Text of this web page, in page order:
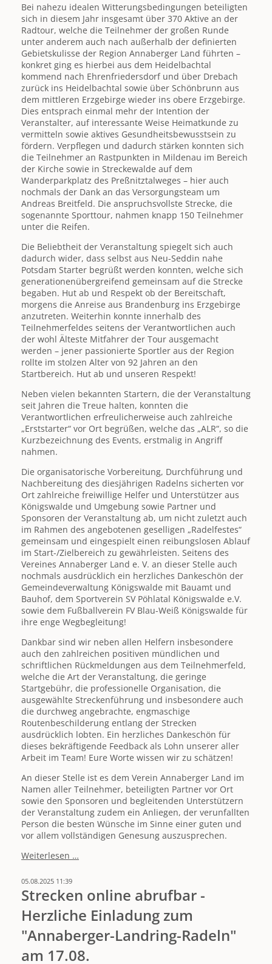
Bei nahezu idealen Witterungsbedingungen beteiligten
sich in diesem Jahr insgesamt über 370 Aktive an der
Radtour, welche die Teilnehmer der großen Runde
unter anderem auch nach außerhalb der definierten
Gebietskulisse der Region Annaberger Land führten –
konkret ging es hierbei aus dem Heidelbachtal
kommend nach Ehrenfriedersdorf und über Drebach
zurück ins Heidelbachtal sowie über Schönbrunn aus
dem mittleren Erzgebirge wieder ins obere Erzgebirge.
Dies entsprach einmal mehr der Intention der
Veranstalter, auf interessante Weise Heimatkunde zu
vermitteln sowie aktives Gesundheitsbewusstsein zu
fördern. Verpflegen und dadurch stärken konnten sich
die Teilnehmer an Rastpunkten in Mildenau im Bereich
der Kirche sowie in Streckewalde auf dem
Wanderparkplatz des Preßnitztalweges – hier auch
nochmals der Dank an das Versorgungsteam um
Andreas Breitfeld. Die anspruchsvollste Strecke, die
sogenannte Sporttour, nahmen knapp 150 Teilnehmer
unter die Reifen.
Die Beliebtheit der Veranstaltung spiegelt sich auch
dadurch wider, dass selbst aus Neu-Seddin nahe
Potsdam Starter begrüßt werden konnten, welche sich
generationenübergreifend gemeinsam auf die Strecke
begaben. Hut ab und Respekt ob der Bereitschaft,
morgens die Anreise aus Brandenburg ins Erzgebirge
anzutreten. Weiterhin konnte innerhalb des
Teilnehmerfeldes seitens der Verantwortlichen auch
der wohl Älteste Mitfahrer der Tour ausgemacht
werden – jener passionierte Sportler aus der Region
rollte im stolzen Alter von 92 Jahren an den
Startbereich. Hut ab und unseren Respekt!
Neben vielen bekannten Startern, die der Veranstaltung
seit Jahren die Treue halten, konnten die
Verantwortlichen erfreulicherweise auch zahlreiche
„Erststarter“ vor Ort begrüßen, welche das „ALR“, so die
Kurzbezeichnung des Events, erstmalig in Angriff
nahmen.
Die organisatorische Vorbereitung, Durchführung und
Nachbereitung des diesjährigen Radelns sicherten vor
Ort zahlreiche freiwillige Helfer und Unterstützer aus
Königswalde und Umgebung sowie Partner und
Sponsoren der Veranstaltung ab, um nicht zuletzt auch
im Rahmen des angebotenen geselligen „Radelfestes“
gemeinsam und eingespielt einen reibungslosen Ablauf
im Start-/Zielbereich zu gewährleisten. Seitens des
Vereines Annaberger Land e. V. an dieser Stelle auch
nochmals ausdrücklich ein herzliches Dankeschön der
Gemeindeverwaltung Königswalde mit Bauamt und
Bauhof, dem Sportverein SV Pöhlatal Königswalde e.V.
sowie dem Fußballverein FV Blau-Weiß Königswalde für
ihre enge Wegbegleitung!
Dankbar sind wir neben allen Helfern insbesondere
auch den zahlreichen positiven mündlichen und
schriftlichen Rückmeldungen aus dem Teilnehmerfeld,
welche die Art der Veranstaltung, die geringe
Startgebühr, die professionelle Organisation, die
ausgewählte Streckenführung und insbesondere auch
die durchweg angebrachte, engmaschige
Routenbeschilderung entlang der Strecken
ausdrücklich lobten. Ein herzliches Dankeschön für
dieses bekräftigende Feedback als Lohn unserer aller
Arbeit im Team! Eure Worte wissen wir zu schätzen!
An dieser Stelle ist es dem Verein Annaberger Land im
Namen aller Teilnehmer, beteiligten Partner vor Ort
sowie den Sponsoren und begleitenden Unterstützern
der Veranstaltung zudem ein Anliegen, der verunfallten
Person die besten Wünsche im Sinne einer guten und
vor allem vollständigen Genesung auszusprechen.
Weiterlesen …
Radeln
in
Königswalde
bringt
fast
400
Teilnehmer
05.08.2025 11:39
Strecken online abrufbar -
Herzliche Einladung zum
"Annaberger-Landring-Radeln"
am 17.08.